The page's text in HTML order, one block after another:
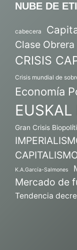
NUBE DE
cabecera
Clase Obrera
CRISIS
Crisis mundial de
Economía
EUSKAL
Gran Crisis
K.A.García-Salmones
Mercado de
Tendencia